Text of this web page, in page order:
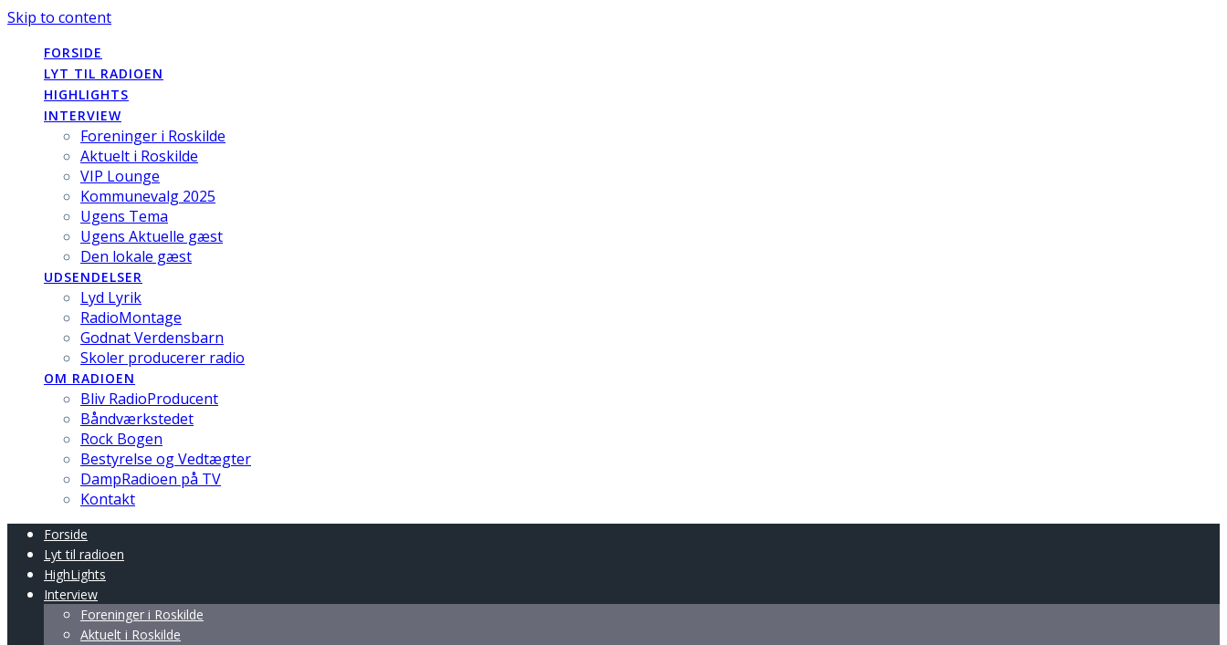
Skip to content
FORSIDE
LYT TIL RADIOEN
HIGHLIGHTS
INTERVIEW
Foreninger i Roskilde
Aktuelt i Roskilde
VIP Lounge
Kommunevalg 2025
Ugens Tema
Ugens Aktuelle gæst
Den lokale gæst
UDSENDELSER
Lyd Lyrik
RadioMontage
Godnat Verdensbarn
Skoler producerer radio
OM RADIOEN
Bliv RadioProducent
Båndværkstedet
Rock Bogen
Bestyrelse og Vedtægter
DampRadioen på TV
Kontakt
Forside
Lyt til radioen
HighLights
Interview
Foreninger i Roskilde
Aktuelt i Roskilde